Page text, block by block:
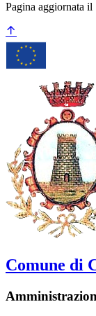
Pagina aggiornata
Comune di